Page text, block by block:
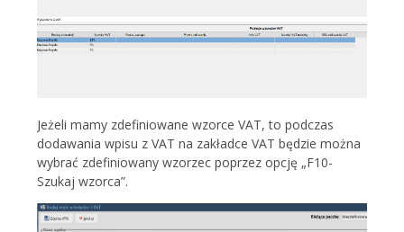
Jeżeli mamy zdefiniowane wzorce VAT, to podczas
dodawania wpisu z VAT na zakładce VAT będzie można
wybrać zdefiniowany wzorzec poprzez opcję „F10-
Szukaj wzorca”.